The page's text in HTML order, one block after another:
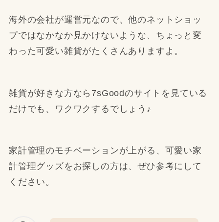
海外の会社が運営元なので、他のネットショッ
プではなかなか見かけないような、ちょっと変
わった可愛い雑貨がたくさんありますよ。
雑貨が好きな方なら7sGoodのサイトを見ている
だけでも、ワクワクするでしょう♪
家計管理のモチベーションが上がる、可愛い家
計管理グッズをお探しの方は、ぜひ参考にして
ください。